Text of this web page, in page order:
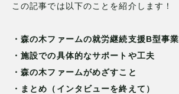
この記事では以下のことを紹介します！
・森の木ファームの就労継続支援B型事業
・施設での具体的なサポートや工夫
・森の木ファームがめざすこと
・まとめ（インタビューを終えて）